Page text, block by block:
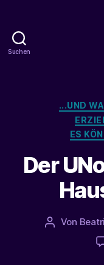
Suchen
...UND
ES
Der
Von